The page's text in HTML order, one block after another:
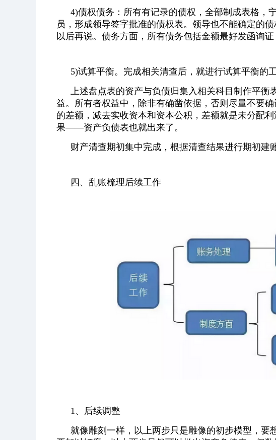
4)债权债务：所有有记录的债权，全部制成表格，
员，形成领导签字批准的债权表。领导也不能确定的
以后再说。债务方面，所有债务包括金额最好发函询证
5)试算平衡。完成相关清查后，就进行试算平衡的工
上述盘点表的资产与负债归集入相关科目制作平衡
益。所有者权益中，除非有确凿依据，否则尽量不要
的差额，减去实收资本和资本公积，差额就是未分配
果——资产负债表也就出来了。
财产清查期初集中完成，根据清查结果进行期初建账
四、乱账梳理后续工作
1、后续调整
就像雕刻一样，以上两步只是雕像的初步模型，要